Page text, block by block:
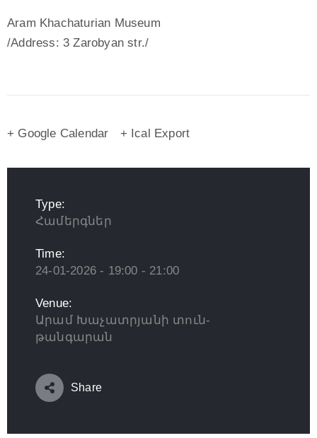
Aram Khachaturian Museum
/Address: 3 Zarobyan str./
+ Google Calendar + Ical Export
Type:
Համերգներ
Time:
24-01-2026 - 19:00 - 21:00
Venue:
Արամ Խաչատրյանի տուն-
թանգարան
Share